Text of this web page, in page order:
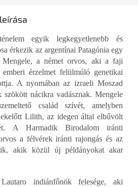
egyik legkegyetlenebb és
érkezik az argentínai Patagónia egy
Mengele, a német orvos, aki a faji
érzelmet felülmúló genetikai
A nyomában az izraeli Moszad
nácikra vadásznak. Mengele
család szívét, amelyben
Lilith, az idegen által elbűvölt
A Harmadik Birodalom iránti
a félvérek iránti rajongás és az
akik közül új példányokat akar
indiánfőnök felesége, aki